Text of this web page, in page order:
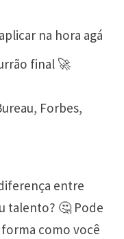
na hora agá
final 🚀
Forbes,
entre
talento? 🤔 Pode
forma como você